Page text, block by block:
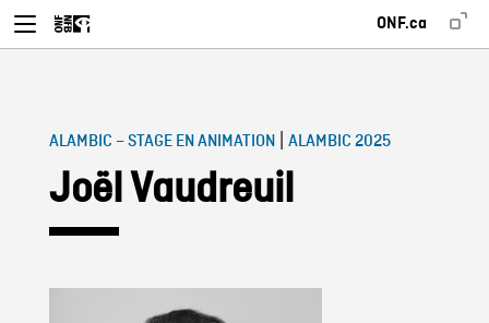
ONF.ca
ALAMBIC – STAGE EN ANIMATION| ALAMBIC 2025
Joël Vaudreuil